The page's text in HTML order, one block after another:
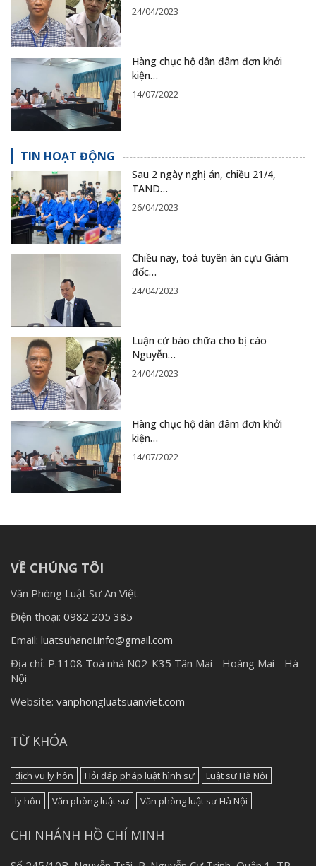
24/04/2023
Hàng chục hộ dân đâm đơn khởi
kiện…
14/07/2022
TIN HOẠT ĐỘNG
Sau 2 ngày nghị án, chiều 21/4,
TAND…
26/04/2023
Chiều nay, toà tuyên án cựu Giám
đốc…
24/04/2023
Luận cứ bào chữa cho bị cáo
Nguyễn…
24/04/2023
Hàng chục hộ dân đâm đơn khởi
kiện…
14/07/2022
VỀ CHÚNG TÔI
Văn Phòng Luật Sư An Việt
Điện thoại: 0982 205 385
Email: luatsuhanoi.info@gmail.com
Địa chỉ: P.1108 Toà nhà N02-K35 Tân Mai - Hoàng Mai - Hà
Nội
Website: vanphongluatsuanviet.com
TỪ KHÓA
dịch vụ ly hôn Hỏi đáp pháp luật hình sự
Luật sư Hà Nội
ly hôn
Văn phòng luật sư Văn phòng luật sư Hà Nội
CHI NHÁNH HỒ CHÍ MINH